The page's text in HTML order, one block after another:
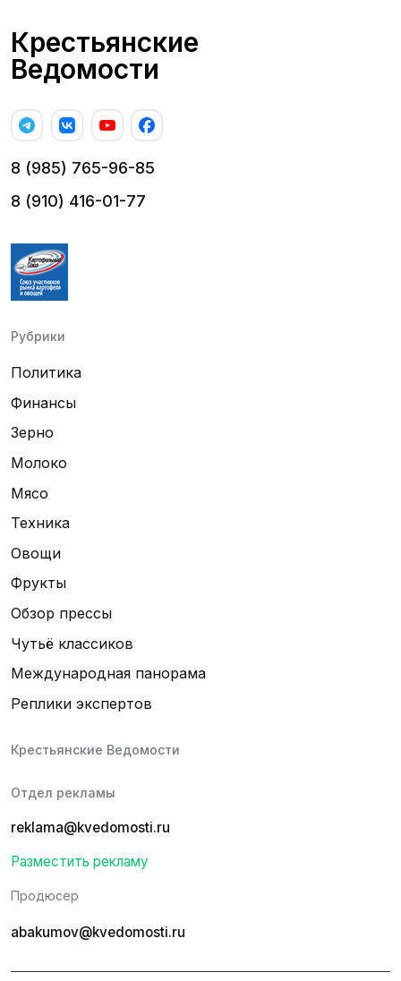
Крестьянские
Ведомости
8 (985) 765-96-85
8 (910) 416-01-77
Рубрики
Политика
Финансы
Зерно
Молоко
Мясо
Техника
Овощи
Фрукты
Обзор прессы
Чутьё классиков
Международная панорама
Реплики экспертов
Крестьянские Ведомости
Отдел рекламы
reklama@kvedomosti.ru
Разместить рекламу
Продюсер
abakumov@kvedomosti.ru